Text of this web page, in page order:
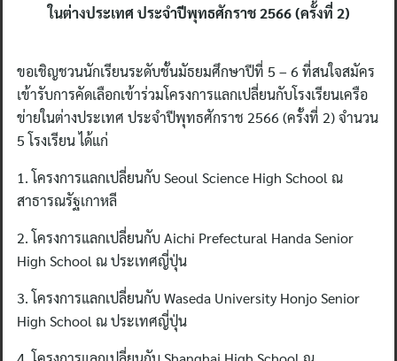
ในต่างประเทศ ประจำปีพุทธศักราช 2566 (ครั้งที่ 2)
ขอเชิญชวนนักเรียนระดับชั้นมัธยมศึกษาปีที่ 5 – 6 ที่สนใจสมัคร
เข้ารับการคัดเลือกเข้าร่วมโครงการแลกเปลี่ยนกับโรงเรียนเครือ
ข่ายในต่างประเทศ ประจำปีพุทธศักราช 2566 (ครั้งที่ 2) จำนวน
5 โรงเรียน ได้แก่
1. โครงการแลกเปลี่ยนกับ Seoul Science High School ณ
สาธารณรัฐเกาหลี
2. โครงการแลกเปลี่ยนกับ Aichi Prefectural Handa Senior
High School ณ ประเทศญี่ปุ่น
3. โครงการแลกเปลี่ยนกับ Waseda University Honjo Senior
High School ณ ประเทศญี่ปุ่น